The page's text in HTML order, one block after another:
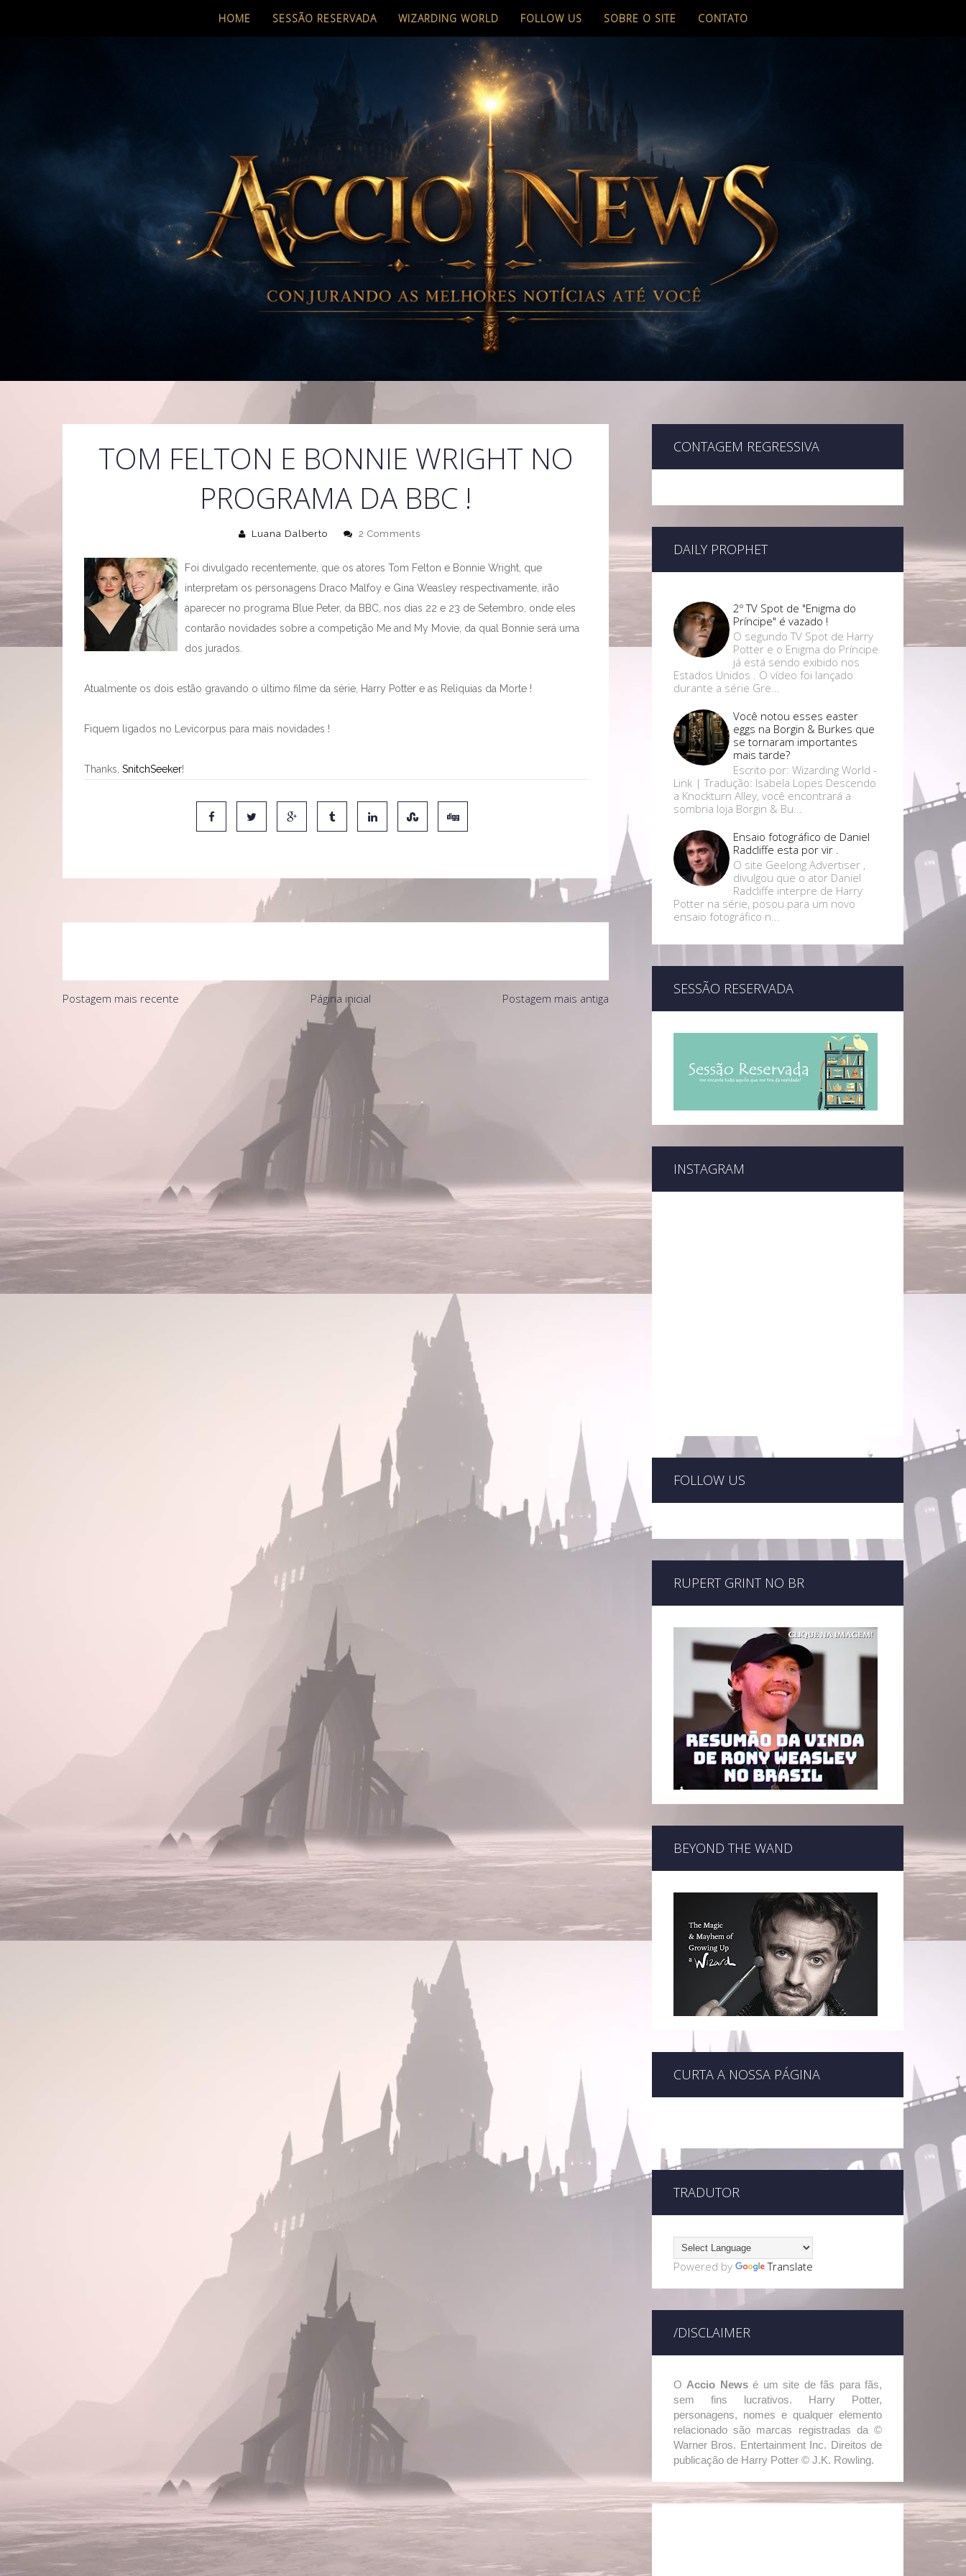
HOME SESSÃO RESERVADA WIZARDING WORLD FOLLOW US SOBRE O SITE CONTATO
TOM FELTON E BONNIE WRIGHT NO
PROGRAMA DA BBC !
Luana Dalberto 2 Comments
Foi divulgado recentemente, que os atores Tom Felton e Bonnie Wright, que
interpretam os personagens Draco Malfoy e Gina Weasley respectivamente, irão
aparecer no programa Blue Peter, da BBC, nos dias 22 e 23 de Setembro, onde eles
contarão novidades sobre a competição Me and My Movie, da qual Bonnie será uma
dos jurados.
Atualmente os dois estão gravando o último filme da série, Harry Potter e as Reliquias da Morte !
Fiquem ligados no Levicorpus para mais novidades !
Thanks, SnitchSeeker!
Postagem mais recente Postagem mais antiga
Página inicial
CONTAGEM REGRESSIVA
DAILY PROPHET
2º TV Spot de "Enigma do
Príncipe" é vazado !
O segundo TV Spot de Harry
Potter e o Enigma do Príncipe
já está sendo exibido nos
Estados Unidos . O vídeo foi lançado
durante a série Gre...
Você notou esses easter
eggs na Borgin & Burkes que
se tornaram importantes
mais tarde?
Escrito por: Wizarding World -
Link | Tradução: Isabela Lopes Descendo
a Knockturn Alley, você encontrará a
sombria loja Borgin & Bu...
Ensaio fotográfico de Daniel
Radcliffe esta por vir .
O site Geelong Advertiser ,
divulgou que o ator Daniel
Radcliffe interpre de Harry
Potter na série, posou para um novo
ensaio fotográfico n...
SESSÃO RESERVADA
INSTAGRAM
FOLLOW US
RUPERT GRINT NO BR
BEYOND THE WAND
CURTA A NOSSA PÁGINA
TRADUTOR
Powered by Translate
/DISCLAIMER
O Accio Newsé um site de fãs para fãs,
sem fins lucrativos. Harry Potter,
personagens, nomes e qualquer elemento
relacionado são marcas registradas da ©
Warner Bros. Entertainment Inc. Direitos de
publicação de Harry Potter © J.K. Rowling.